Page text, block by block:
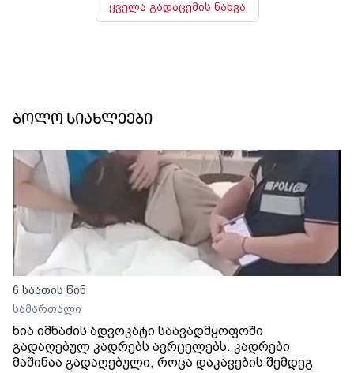
ყველა გადაცემის ნახვა
ბოლო სიახლეები
6 საათის წინ
სამართალი
ნია იმნაძის ადვოკატი საავადმყოფოში
გადაღებულ კადრებს ავრცელებს. კადრები
მაშინაა გადაღებული, როცა დაკავების შემდეგ